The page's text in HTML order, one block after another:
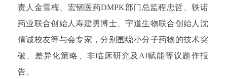
责人金雪梅、宏韧医药DMPK部门总监程忠哲、轶诺
药业联合创始人寿建勇博士、宇道生物联合创始人沈
倩诚校友等与会专家，分别围绕小分子药物的技术突
破、差异化策略、非临床研究及AI赋能等议题作报
告。